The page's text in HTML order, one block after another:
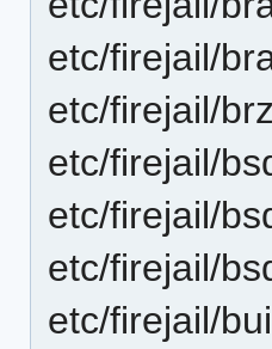
etc/firejail/
etc/firejail/
etc/firejail/
etc/firejail/
etc/firejail/
etc/firejail/